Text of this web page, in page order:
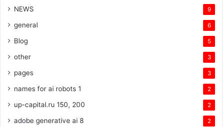
NEWS 9
general 6
Blog 5
other 3
pages 3
names for ai robots 1 2
up-capital.ru 150, 200 2
adobe generative ai 8 2